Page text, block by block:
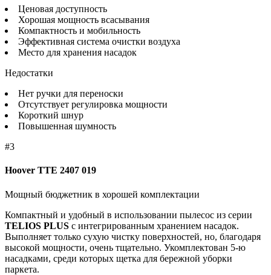
Ценовая доступность
Хорошая мощность всасывания
Компактность и мобильность
Эффективная система очистки воздуха
Место для хранения насадок
Недостатки
Нет ручки для переноски
Отсутствует регулировка мощности
Короткий шнур
Повышенная шумность
#3
Hoover TTE 2407 019
Мощный бюджетник в хорошей комплектации
Компактный и удобный в использовании пылесос из серии
TELIOS PLUS с интегрированным хранением насадок.
Выполняет только сухую чистку поверхностей, но, благодаря
высокой мощности, очень тщательно. Укомплектован 5-ю
насадками, среди которых щетка для бережной уборки
паркета.